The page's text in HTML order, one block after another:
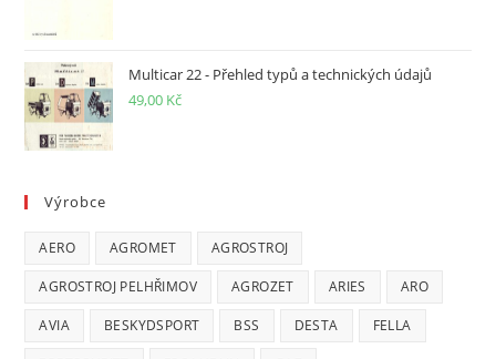
Multicar 22 - Přehled typů a technických údajů
49,00 Kč
Výrobce
AERO AGROMET AGROSTROJ
AGROSTROJ PELHŘIMOV AGROZET ARIES ARO
AVIA BESKYDSPORT BSS DESTA FELLA